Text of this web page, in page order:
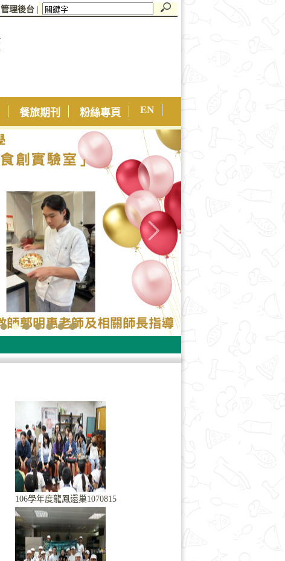
管理後台
餐旅期刊 粉絲專頁 EN
106學年度龍鳳還巢1070815